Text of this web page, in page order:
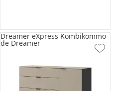
Dreamer eXpress Kombikommo
de Dreamer